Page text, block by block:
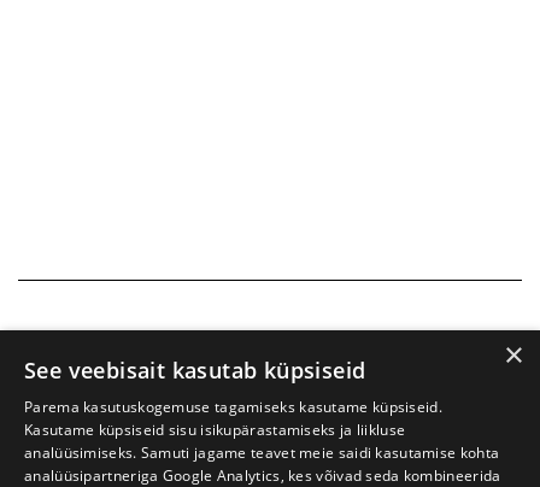
×
See veebisait kasutab küpsiseid
Parema kasutuskogemuse tagamiseks kasutame küpsiseid.
Kasutame küpsiseid sisu isikupärastamiseks ja liikluse
analüüsimiseks. Samuti jagame teavet meie saidi kasutamise kohta
analüüsipartneriga Google Analytics, kes võivad seda kombineerida